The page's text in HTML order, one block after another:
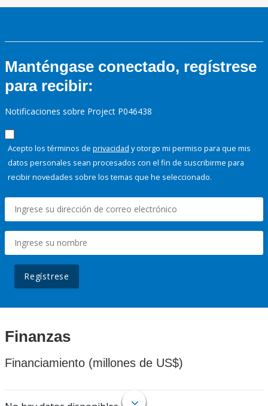
Manténgase conectado, regístrese
para recibir:
Notificaciones sobre Project P046438
Acepto los términos de privacidad y otorgo mi permiso para que mis
datos personales sean procesados con el fin de suscribirme para
recibir novedades sobre los temas que he seleccionado.
Regístrese
Finanzas
Financiamiento (millones de US$)